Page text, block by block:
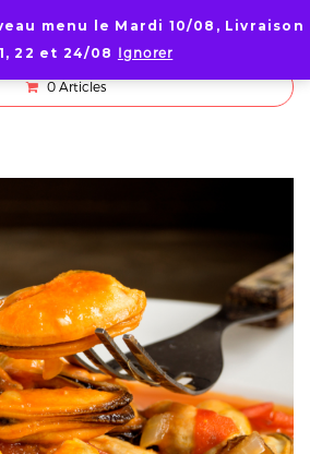
0 Articles
menu le Mardi 10/08, Livraison
22 et 24/08 Ignorer